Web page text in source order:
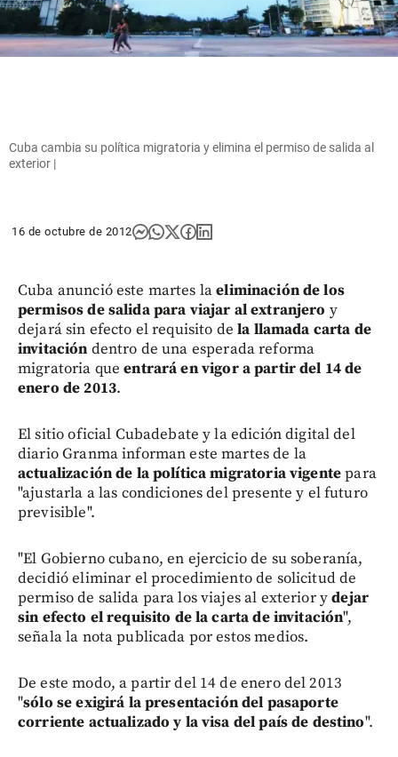
Cuba cambia su política migratoria y elimina el permiso de salida al
exterior |
16 de octubre de 2012
Cuba anunció este martes laeliminación de los
permisos de salida para viajar al extranjero y
dejará sin efecto el requisito dela llamada carta de
invitación dentro de una esperada reforma
migratoria queentrará en vigor a partir del 14 de
enero de 2013.
El sitio oficial Cubadebate y la edición digital del
diario Granma informan este martes de la
actualización de la política migratoria vigentepara
"ajustarla a las condiciones del presente y el futuro
previsible".
"El Gobierno cubano, en ejercicio de su soberanía,
decidió eliminar el procedimiento de solicitud de
permiso de salida para los viajes al exterior ydejar
sin efecto el requisito de la carta de invitación",
señala la nota publicada por estos medios.
De este modo, a partir del 14 de enero del 2013
"sólo se exigirá la presentación del pasaporte
corriente actualizado y la visa del país de destino".